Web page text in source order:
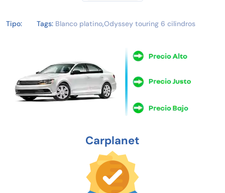
Tipo: Tags: Blanco platino,Odyssey touring 6 cilindros
Carplanet